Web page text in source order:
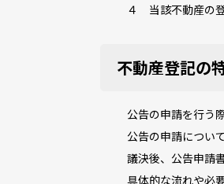
４ 当該不動産の登
不動産登記の
公告の申請を行う
公告の申請につい
議決後、公告申請
具体的な流れや必